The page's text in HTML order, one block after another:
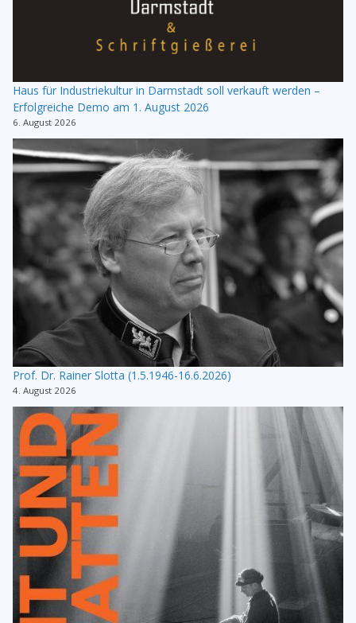
Haus für Industriekultur in Darmstadt soll verkauft werden –
Erfolgreiche Demo am 1. August 2026
6. August 2026
Prof. Dr. Rainer Slotta (1.5.1946-16.6.2026)
4. August 2026